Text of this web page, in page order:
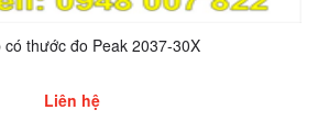
có thước đo Peak 2037-30X
Liên hệ